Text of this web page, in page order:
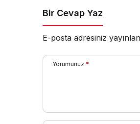
Gecesine İmza Attı
Bir Cevap Yaz
E-posta adresiniz
Yorumunuz *